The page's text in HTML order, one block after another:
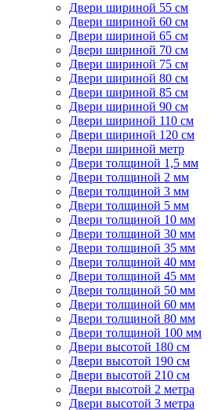
Двери шириной 55 см
Двери шириной 60 см
Двери шириной 65 см
Двери шириной 70 см
Двери шириной 75 см
Двери шириной 80 см
Двери шириной 85 см
Двери шириной 90 см
Двери шириной 110 см
Двери шириной 120 см
Двери шириной метр
Двери толщиной 1,5 мм
Двери толщиной 2 мм
Двери толщиной 3 мм
Двери толщиной 5 мм
Двери толщиной 10 мм
Двери толщиной 30 мм
Двери толщиной 35 мм
Двери толщиной 40 мм
Двери толщиной 45 мм
Двери толщиной 50 мм
Двери толщиной 60 мм
Двери толщиной 80 мм
Двери толщиной 100 мм
Двери высотой 180 см
Двери высотой 190 см
Двери высотой 210 см
Двери высотой 2 метра
Двери высотой 3 метра